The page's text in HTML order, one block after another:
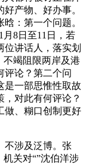
产物、好办事。
：第一个问题。
月8日至11日，若
讲话人，落实划
不竭阻限两岸及港
评论？第二个问
是一部思惟性取故
对此有何评论？
做、糊口创制更好
涉及泛博。张
关对“”沈伯洋涉